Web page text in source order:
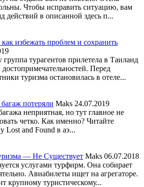
Чтобы исправить ситуацию, вам
действий в описанной здесь п...
избежать проблем и сохранить
турагентов прилетела в Таиланд
Перед
туризма остановилась в отеле...
потеряли Maks 24.07.2019
неприятная, но тут главное не
четко. Как именно? Читайте
Lost and Found в аэ...
— Не Существует Maks 06.07.2018
услугами турфирм. Она собирает
Авиабилеты ищет на агрегаторе.
крупному туристическому...